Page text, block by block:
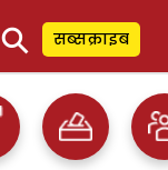
⚲ सब्सक्राइब